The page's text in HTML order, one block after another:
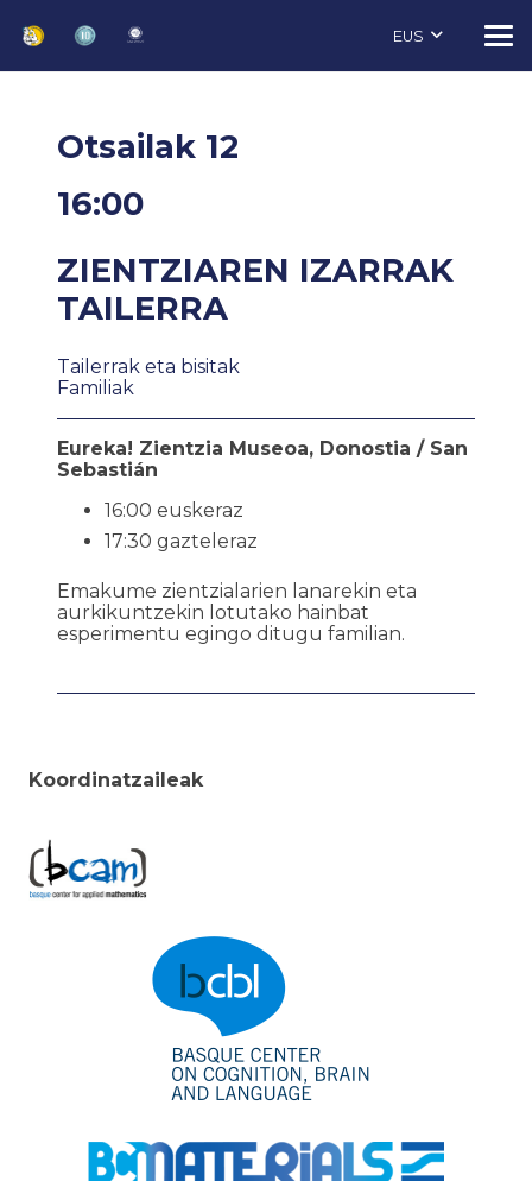
EUS
Otsailak 12
16:00
ZIENTZIAREN IZARRAK
TAILERRA
Tailerrak eta bisitak
Familiak
Eureka! Zientzia Museoa, Donostia / San
Sebastián
16:00 euskeraz
17:30 gazteleraz
Emakume zientzialarien lanarekin eta
aurkikuntzekin lotutako hainbat
esperimentu egingo ditugu familian.
Koordinatzaileak